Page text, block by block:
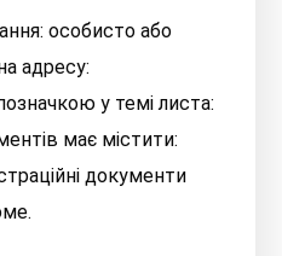
особисто або
адресу:
у темі листа:
має містити:
документи